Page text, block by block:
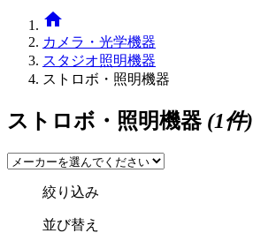
home
カメラ・光学機器
スタジオ照明機器
ストロボ・照明機器
ストロボ・照明機器(1件)
絞り込み
並び替え